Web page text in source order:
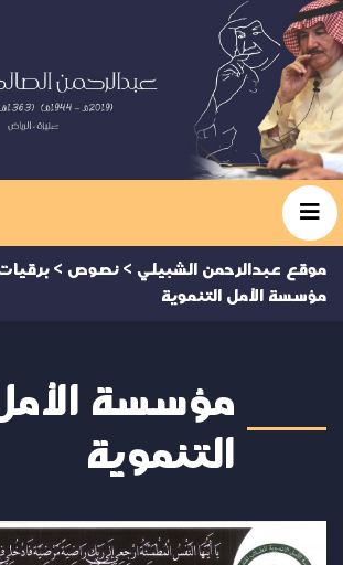
موقع عبدالرحمن الشبيلي > نصوص >
مؤسسة الأمل التنموية
مؤسسة
التنموية